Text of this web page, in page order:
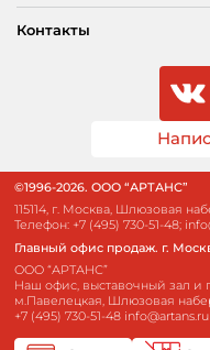
Контакты
©1996-2026. ООО “АРТАНС”
115114, г. Москва, Шлюзовая
Телефон: +7 (495) 730-51-48;
Главный офис продаж. г.
ООО “АРТАНС”
Наш офис, выставочный зал и
м.Павелецкая, Шлюзовая
+7 (495) 730-51-48 info@artans.ru